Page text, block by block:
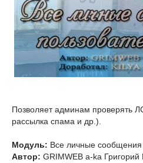
Позволяет админам проверять
рассылка спама и др.).
Модуль: Все личные сообщения
Автор: GRIMWEB a-ka